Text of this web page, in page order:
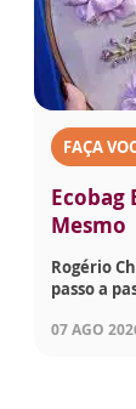
FAÇA
Ecobag
Mesmo
Rogério
passo a
07 AGO